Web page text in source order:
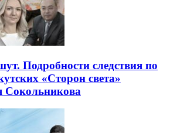
Подробности следствия по
«Сторон света»
Сокольникова